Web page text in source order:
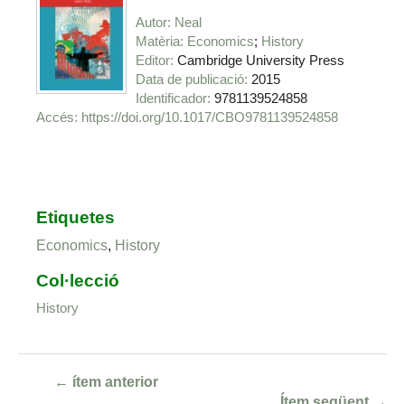
Autor Neal
Matèria Economics History
Editor Cambridge University Press
Data de publicació 2015
Identificador 9781139524858
https://doi.org/10.1017/CBO9781139524858
Etiquetes
Economics, History
Col·lecció
History
← ítem anterior